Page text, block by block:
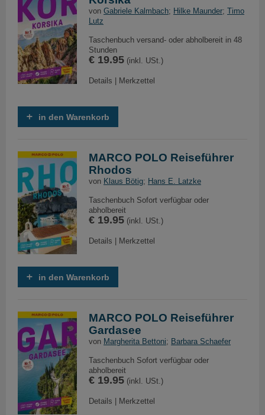
von Gabriele Kalmbach; Hilke Maunder; Timo
Lutz
Taschenbuch versand- oder abholbereit in 48
Stunden
€ 19.95 (inkl. USt.)
Details Merkzettel
in den Warenkorb
MARCO POLO Reiseführer
Rhodos
von Klaus Bötig; Hans E. Latzke
Taschenbuch Sofort verfügbar oder
abholbereit
€ 19.95 (inkl. USt.)
Details Merkzettel
in den Warenkorb
MARCO POLO Reiseführer
Gardasee
von Margherita Bettoni; Barbara Schaefer
Taschenbuch Sofort verfügbar oder
abholbereit
€ 19.95 (inkl. USt.)
Details Merkzettel